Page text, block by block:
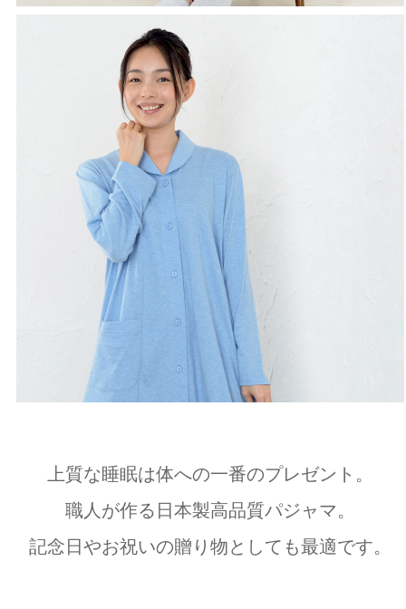
上質な睡眠は体への一番のプレゼント。
職人が作る日本製高品質パジャマ。
記念日やお祝いの贈り物としても最適です。